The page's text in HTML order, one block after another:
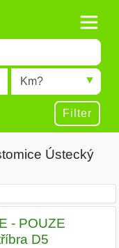
Radius
Filter
Ústecký
- POUZE
D5